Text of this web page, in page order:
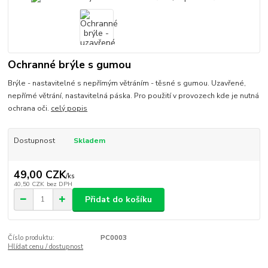
Ochranné brýle s gumou
Brýle - nastavitelné s nepřímým větráním - těsné s gumou. Uzavřené,
nepřímé větrání, nastavitelná páska. Pro použití v provozech kde je nutná
ochrana oči. celý popis
Dostupnost Skladem
49,00 CZK/ks
40,50 CZK bez DPH
Přidat do košíku
Číslo produktu:
PC0003
Hlídat cenu / dostupnost